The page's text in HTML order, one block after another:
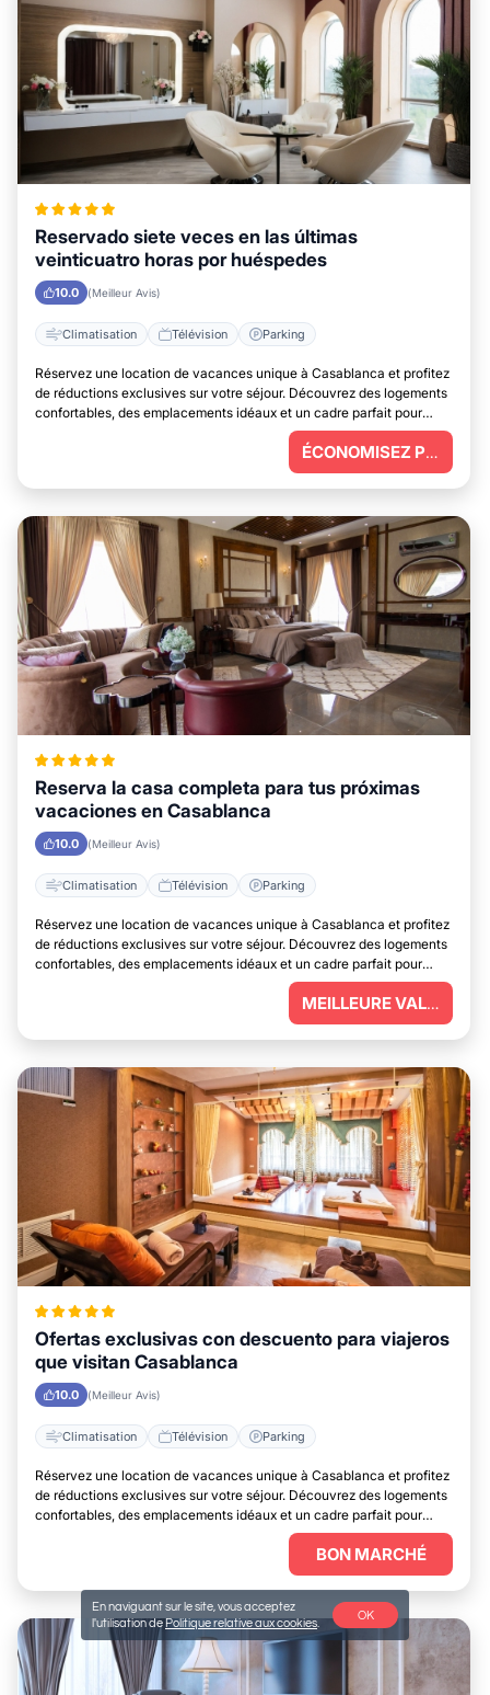
Reservado siete veces en las últimas
veinticuatro horas por huéspedes
10.0 (Meilleur Avis)
Climatisation Télévision Parking
Réservez une location de vacances unique à Casablanca et profitez
de réductions exclusives sur votre séjour. Découvrez des logements
confortables, des emplacements idéaux et un cadre parfait pour
ÉCONOMISEZ PLUS
Reserva la casa completa para tus próximas
vacaciones en Casablanca
10.0 (Meilleur Avis)
Climatisation Télévision Parking
Réservez une location de vacances unique à Casablanca et profitez
de réductions exclusives sur votre séjour. Découvrez des logements
confortables, des emplacements idéaux et un cadre parfait pour
MEILLEURE VALEUR
Ofertas exclusivas con descuento para viajeros
que visitan Casablanca
10.0 (Meilleur Avis)
Climatisation Télévision Parking
Réservez une location de vacances unique à Casablanca et profitez
de réductions exclusives sur votre séjour. Découvrez des logements
confortables, des emplacements idéaux et un cadre parfait pour
BON MARCHÉ
En naviguant sur le site, vous acceptez
l'utilisation de Politique relative aux cookies
OK